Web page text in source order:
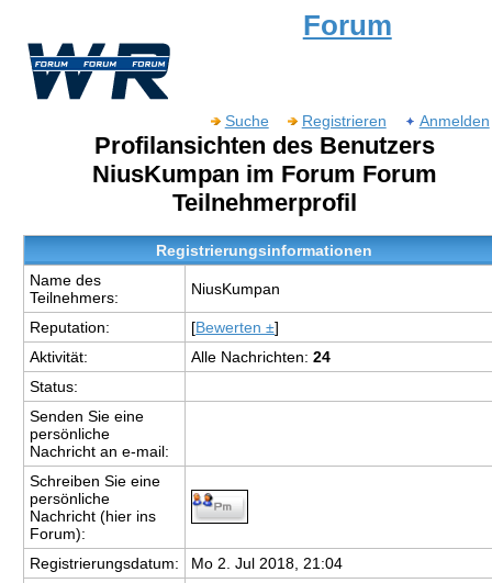
Forum
Suche Registrieren Anmelden
Profilansichten des Benutzers
NiusKumpan im Forum Forum
Teilnehmerprofil
Registrierungsinformationen
Name des
Teilnehmers:
NiusKumpan
Reputation: [Bewerten ±]
Aktivität:
Alle Nachrichten:24
Status:
Senden Sie eine
persönliche
Nachricht an e-mail:
Schreiben Sie eine
persönliche
Nachricht (hier ins
Forum):
Registrierungsdatum:
Mo 2. Jul 2018, 21:04